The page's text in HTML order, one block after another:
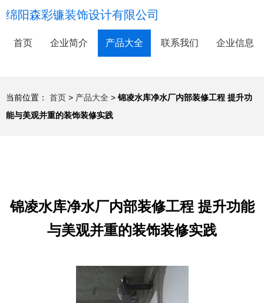
绵阳森彩镰装饰设计有限公司
首页 企业简介 产品大全 联系我们 企业信息
当前位置： 首页 > 产品大全 > 锦凌水库净水厂内部装修工程 提升功
能与美观并重的装饰装修实践
锦凌水库净水厂内部装修工程 提升功能
与美观并重的装饰装修实践